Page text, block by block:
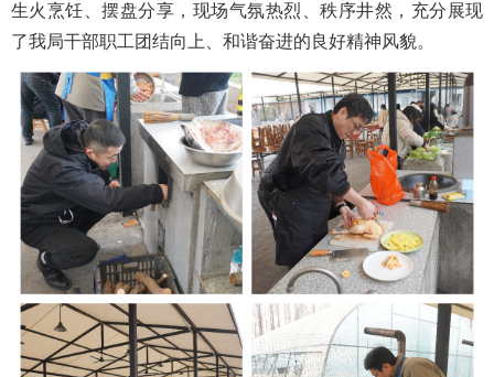
生火烹饪、摆盘分享，现场气氛热烈、秩序井然，充分展现
了我局干部职工团结向上、和谐奋进的良好精神风貌。